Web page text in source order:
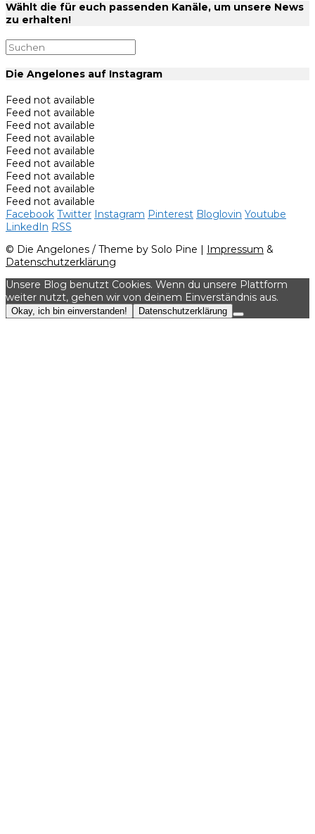
Wählt die für euch passenden Kanäle, um unsere News
zu erhalten!
Die Angelones auf Instagram
Feed not available
Feed not available
Feed not available
Feed not available
Feed not available
Feed not available
Feed not available
Feed not available
Feed not available
Facebook Twitter Instagram Pinterest Bloglovin Youtube
LinkedIn RSS
© Die Angelones / Theme by Solo Pine | Impressum &
Datenschutzerklärung
Unsere Blog benutzt Cookies. Wenn du unsere Plattform
weiter nutzt, gehen wir von deinem Einverständnis aus.
Okay, ich bin einverstanden! Datenschutzerklärung